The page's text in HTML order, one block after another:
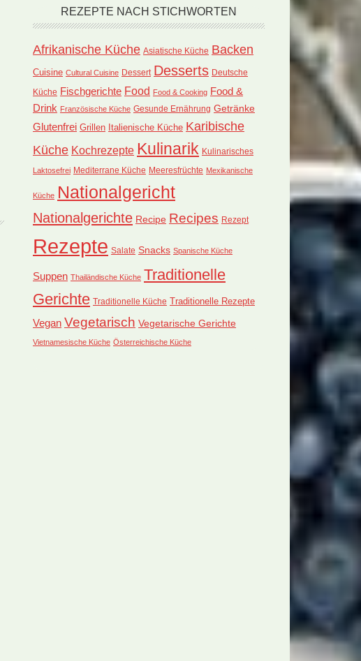
REZEPTE NACH STICHWORTEN
Afrikanische Küche Asiatische Küche Backen
Cuisine Cultural Cuisine Dessert Desserts Deutsche
Küche Fischgerichte Food Food & Cooking Food &
Drink Französische Küche Gesunde Ernährung Getränke
Glutenfrei Grillen Italienische Küche Karibische
Küche Kochrezepte Kulinarik Kulinarisches
Laktosefrei Mediterrane Küche Meeresfrüchte Mexikanische
Küche Nationalgericht
Nationalgerichte Recipe Recipes Rezept
Rezepte Salate Snacks Spanische Küche
Suppen Thailändische Küche Traditionelle
Gerichte Traditionelle Küche Traditionelle Rezepte
Vegan Vegetarisch Vegetarische Gerichte
Vietnamesische Küche Österreichische Küche